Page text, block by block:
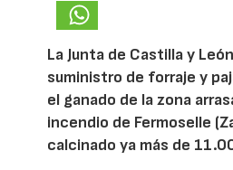
La Junta de Castilla y
suministro de forraje y
el ganado de la zona
incendio de Fermoselle
calcinado ya más de